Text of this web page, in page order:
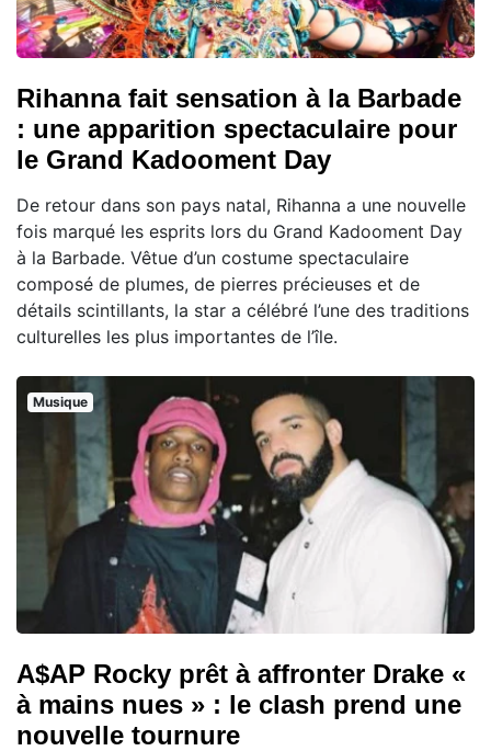
Rihanna fait sensation à la Barbade
: une apparition spectaculaire pour
le Grand Kadooment Day
De retour dans son pays natal, Rihanna a une nouvelle
fois marqué les esprits lors du Grand Kadooment Day
à la Barbade. Vêtue d’un costume spectaculaire
composé de plumes, de pierres précieuses et de
détails scintillants, la star a célébré l’une des traditions
culturelles les plus importantes de l’île.
Musique
A$AP Rocky prêt à affronter Drake «
à mains nues » : le clash prend une
nouvelle tournure